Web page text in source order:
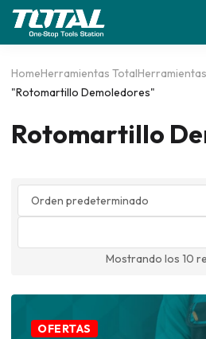
HomeHerramientas Total
"Rotomartillo Demoledores"
Rotomartillo
Mostrando los 10
OFERTAS